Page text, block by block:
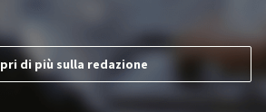
di più sulla redazione